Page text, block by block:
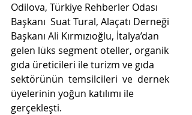
Odilova, Türkiye Rehberler Odası
Başkanı  Suat Tural, Alaçatı Derneği
Başkanı Ali Kırmızıoğlu, İtalya’dan
gelen lüks segment oteller, organik
gıda üreticileri ile turizm ve gıda
sektörünün  temsilcileri  ve  dernek
üyelerinin yoğun katılımı ile
gerçekleşti.